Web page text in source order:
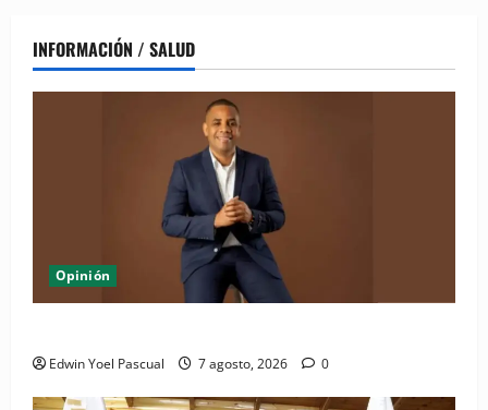
INFORMACIÓN / SALUD
Opinión
Edwin Yoel Pascual 7 agosto, 2026 0